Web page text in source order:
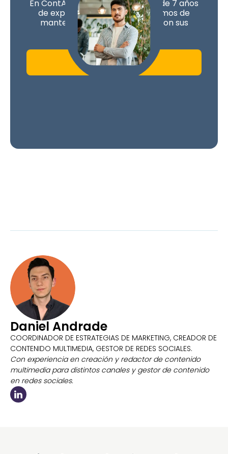
En ContApp contamos con más de 7 años
de experiencia. Nos encargaremos de
mantener a tu negocio al día con sus
obligaciones.
Contáctanos
Daniel Andrade
COORDINADOR DE ESTRATEGIAS DE MARKETING, CREADOR DE
CONTENIDO MULTIMEDIA, GESTOR DE REDES SOCIALES.
Con experiencia en creación y redactor de contenido
multimedia para distintos canales y gestor de contenido
en redes sociales.